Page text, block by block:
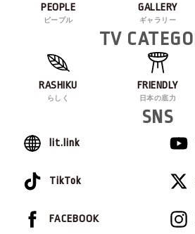
PEOPLE
ピープル
GALLERY
ギャラリー
TV
RASHIKU
らしく
FRIENDLY
日本の底力
SNS
lit.link
TikTok
FACEBOOK